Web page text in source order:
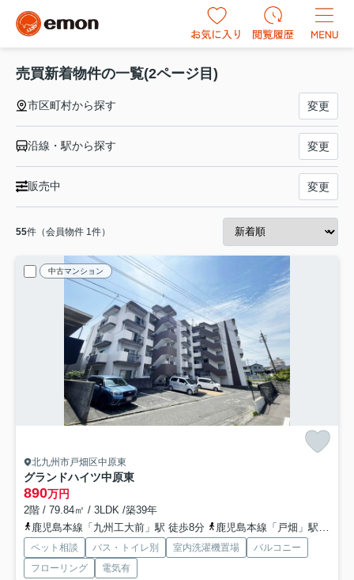
売買新着物件の一覧(2ページ目)
市区町村から探す 変更
沿線・駅から探す 変更
販売中 変更
55件（会員物件 1件）
中古マンション
北九州市戸畑区中原東
グランドハイツ中原東
890万円
2階 / 79.84㎡ / 3LDK /築39年
鹿児島本線「九州工大前」駅 徒歩8分
鹿児島本線「戸畑」駅 徒歩30分
ペット相談 バス・トイレ別 室内洗濯機置場
バルコニー
フローリング
電気有